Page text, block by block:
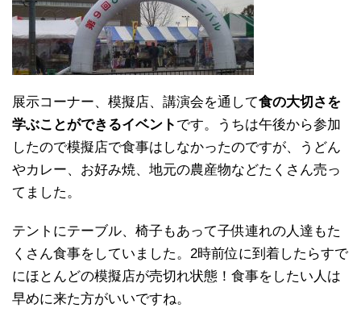
展示コーナー、模擬店、講演会を通して食の大切さを
学ぶことができるイベント です。うちは午後から参加
したので模擬店で食事はしなかったのですが、うどん
やカレー、お好み焼、地元の農産物などたくさん売っ
てました。
テントにテーブル、椅子もあって子供連れの人達もた
くさん食事をしていました。2時前位に到着したらすで
にほとんどの模擬店が売切れ状態！食事をしたい人は
早めに来た方がいいですね。